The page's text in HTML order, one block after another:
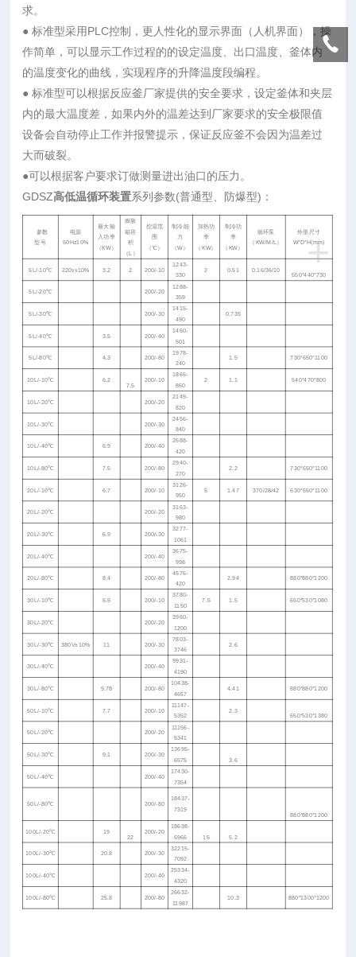
求。
● 标准型采用PLC控制，更人性化的显示界面（人机界面），操
作简单，可以显示工作过程的的设定温度、出口温度、釜体内
的温度变化的曲线，实现程序的升降温度段编程。
● 标准型可以根据反应釜厂家提供的安全要求，设定釜体和夹层
内的最大温度差，如果内外的温差达到厂家要求的安全极限值
设备会自动停止工作并报警提示，保证反应釜不会因为温差过
大而破裂。
●可以根据客户要求订做测量进出油口的压力。
GDSZ高低温循环装置系列参数(普通型、防爆型)：
+
参数
型号
电源
50Hz10%
最大输
入功率
（KW）
膨胀
箱容
积
（L）
控温范
围
（℃）
制冷能
力
（W）
加热功
率
（KW）
制冷功
率
（KW）
循环泵
（KW/M/L）
外形尺寸
W*D*H(mm)
5L/-10℃ 220v±10% 3.2 2 200/-10
1243-
330
2 0.51
0.16/36/10
550*440*730
5L/-20℃ 200/-20
1288-
359
5L/-30℃ 200/-30
1415-
490
0.735
5L/-40℃ 3.5 200/-40
1460-
501
5L/-80℃ 4.3 200/-80
1978-
240
1.5 730*650*1100
10L/-10℃
6.2
7.5
200/-10
1865-
860
2 1.1 540*470*800
10L/-20℃ 200/-20
2149-
820
10L/-30℃ 200/-30
2456-
840
10L/-40℃ 6.9 200/-40
2588-
420
10L/-80℃ 7.5 200/-80
2940-
270
2.2 730*650*1100
20L/-10℃ 6.7 200/-10
3126-
950
5 1.47 370/28/42 630*550*1100
20L/-20℃ 200/-20
3163-
980
20L/-30℃ 6.9 200/-30
3277-
1061
20L/-40℃ 200/-40
3675-
998
20L/-80℃ 8.4 200/-80
4576-
420
2.94 880*880*1200
30L/-10℃ 6.9 200/-10
3780-
1150
7.5 1.5 650*530*1080
30L/-20℃ 200/-20
3960-
1200
30L/-30℃ 380V±10% 11 200/-30
7803-
3746
2.6
30L/-40℃ 200/-40
9931-
4190
30L/-80℃ 9.78 200/-80
10438-
4657
4.41 880*880*1200
50L/-10℃ 7.7 200/-10
11147-
5352
2.3
650*530*1380
50L/-20℃ 200/-20
11156-
5341
50L/-30℃ 9.1 200/-30
13695-
6575 3.6
50L/-40℃ 200/-40
17430-
7354
50L/-80℃ 200/-80
18437-
7319
880*880*1200
100L/-20℃ 19
22
200/-20
18638-
6966 15 5.2
100L/-30℃ 20.8 200/-30
32215-
7092
100L/-40℃ 200/-40
25334-
4320
100L/-80℃ 25.8 200/-80
26632-
11987
10.3 880*1300*1200